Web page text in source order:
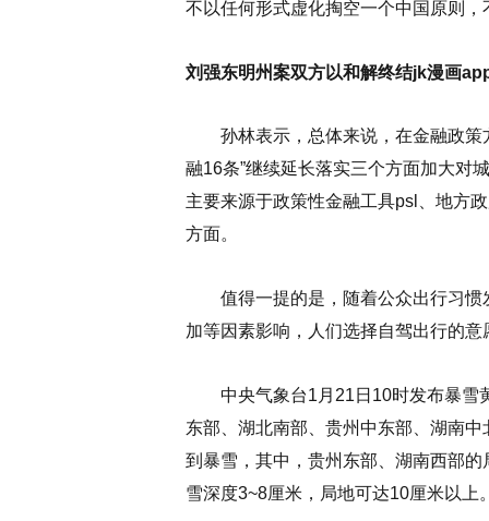
不以任何形式虚化掏空一个中国原则，
刘强东明州案双方以和解终结jk漫画
孙林表示，总体来说，在金融政策
融16条”继续延长落实三个方面加大对
主要来源于政策性金融工具psl、地方
方面。
值得一提的是，随着公众出行习惯
加等因素影响，人们选择自驾出行的
中央气象台1月21日10时发布暴雪
东部、湖北南部、贵州中东部、湖南
到暴雪，其中，贵州东部、湖南西部
雪深度3~8厘米，局地可达10厘米以